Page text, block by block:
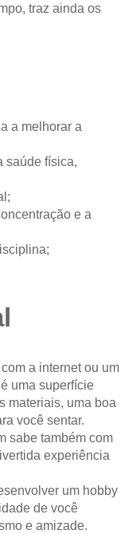
traz ainda os
a melhorar a
saúde física,
e a
a internet ou um
uma superfície
materiais, uma boa
você sentar.
sabe também com
experiência
um hobby
de você
e amizade.